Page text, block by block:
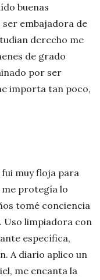
buenas
embajadora de
derecho me
de grado
por ser
importa tan poco,
muy floja para
me protegía lo
tomé conciencia
Uso limpiadora con
específica,
A diario aplico un
me encanta la